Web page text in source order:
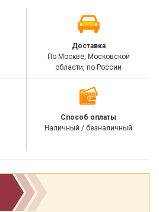
Доставка
По Москве, Московской
области, по России
Способ оплаты
Наличный / безналичный